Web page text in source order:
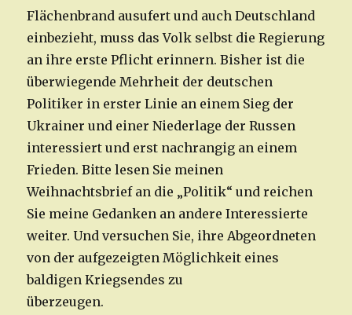
Flächenbrand ausufert und auch Deutschland
einbezieht, muss das Volk selbst die Regierung
an ihre erste Pflicht erinnern. Bisher ist die
überwiegende Mehrheit der deutschen
Politiker in erster Linie an einem Sieg der
Ukrainer und einer Niederlage der Russen
interessiert und erst nachrangig an einem
Frieden. Bitte lesen Sie meinen
Weihnachtsbrief an die „Politik“ und reichen
Sie meine Gedanken an andere Interessierte
weiter. Und versuchen Sie, ihre Abgeordneten
von der aufgezeigten Möglichkeit eines
baldigen Kriegsendes zu
überzeugen.